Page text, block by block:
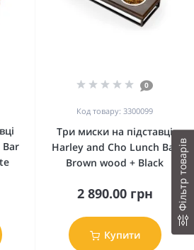
Фільтр товарів
Bar
0
Код товару: 3300099
Три миски на підставці
Harley and Cho Lunch Bar
Brown wood + Black
2 890.00 грн
Купити